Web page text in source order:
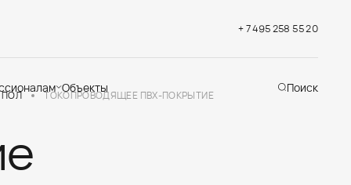
+ 7 495 258 55 20
решения
Объекты Поиск
ПОЛ ТОКОПРОВОДЯЩЕЕ ПВХ-ПОКРЫТИЕ